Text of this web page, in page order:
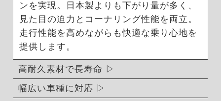
ンを実現。日本製よりも下がり量が多く、
見た目の迫力とコーナリング性能を両立。
走行性能を高めながらも快適な乗り心地を
提供します。
高耐久素材で長寿命
幅広い車種に対応